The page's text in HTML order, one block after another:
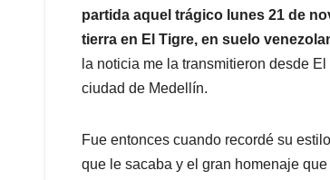
partida aquel trágico lunes 21 de
tierra en El Tigre, en suelo
la noticia me la transmitieron desde
ciudad de Medellín.
Fue entonces cuando recordé su
que le sacaba y el gran homenaje